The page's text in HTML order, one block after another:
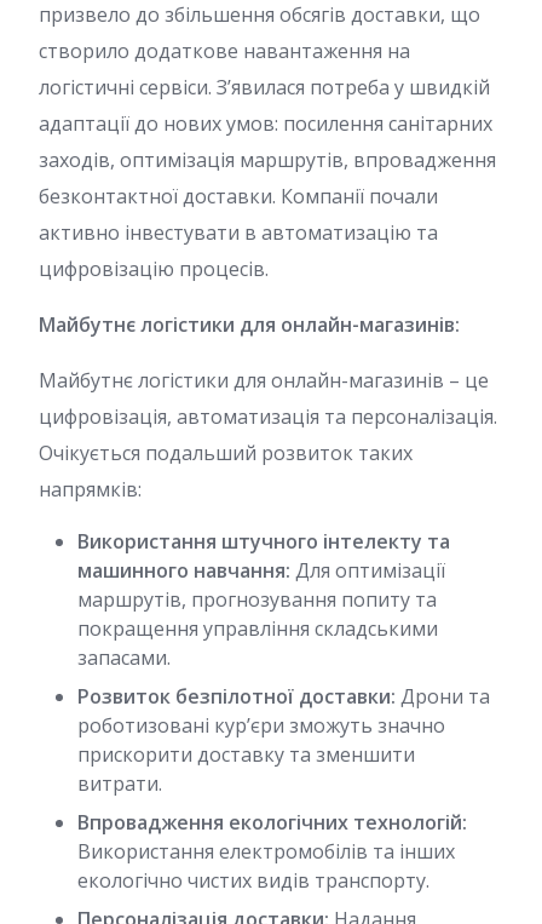
призвело до збільшення обсягів доставки, що
створило додаткове навантаження на
логістичні сервіси. З’явилася потреба у швидкій
адаптації до нових умов: посилення санітарних
заходів, оптимізація маршрутів, впровадження
безконтактної доставки. Компанії почали
активно інвестувати в автоматизацію та
цифровізацію процесів.
Майбутнє логістики для онлайн-магазинів:
Майбутнє логістики для онлайн-магазинів – це
цифровізація, автоматизація та персоналізація.
Очікується подальший розвиток таких
напрямків:
Використання штучного інтелекту та
машинного навчання: Для оптимізації
маршрутів, прогнозування попиту та
покращення управління складськими
запасами.
Розвиток безпілотної доставки: Дрони та
роботизовані кур’єри зможуть значно
прискорити доставку та зменшити
витрати.
Впровадження екологічних технологій:
Використання електромобілів та інших
екологічно чистих видів транспорту.